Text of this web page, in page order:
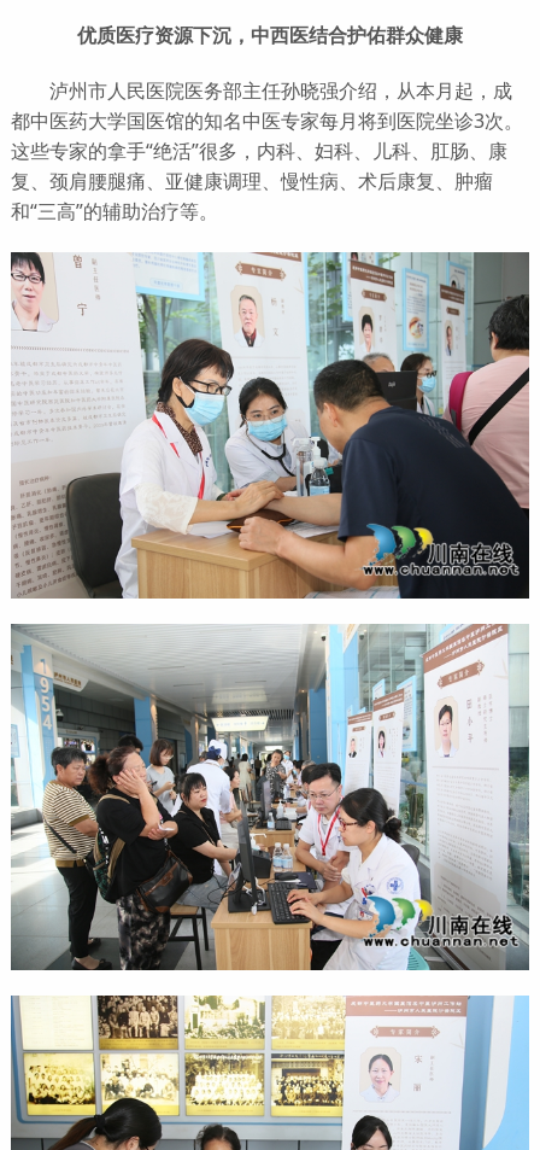
优质医疗资源下沉，中西医结合护佑群众健康
泸州市人民医院医务部主任孙晓强介绍，从本月起，成
都中医药大学国医馆的知名中医专家每月将到医院坐诊3次。
这些专家的拿手“绝活”很多，内科、妇科、儿科、肛肠、康
复、颈肩腰腿痛、亚健康调理、慢性病、术后康复、肿瘤
和“三高”的辅助治疗等。